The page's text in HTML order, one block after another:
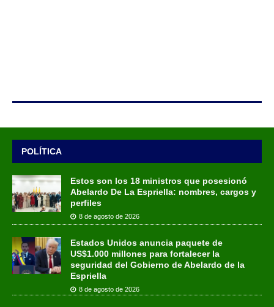
POLÍTICA
Estos son los 18 ministros que posesionó
Abelardo De La Espriella: nombres, cargos y
perfiles
8 de agosto de 2026
Estados Unidos anuncia paquete de
US$1.000 millones para fortalecer la
seguridad del Gobierno de Abelardo de la
Espriella
8 de agosto de 2026